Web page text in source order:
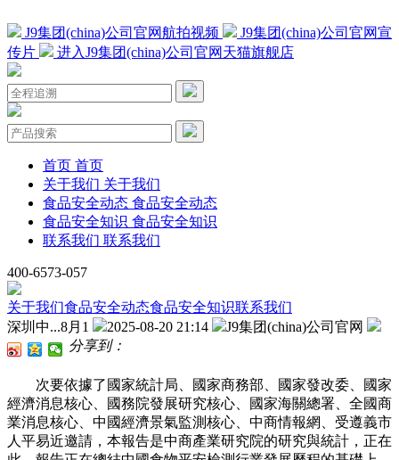
J9集团(china)公司官网航拍视频
J9集团(china)公司官网宣
传片
进入J9集团(china)公司官网天猫旗舰店
首页 首页
关于我们 关于我们
食品安全动态 食品安全动态
食品安全知识 食品安全知识
联系我们 联系我们
400-6573-057
关于我们食品安全动态食品安全知识联系我们
深圳中...8月1
2025-08-20 21:14
J9集团(china)公司官网
分享到：
次要依據了國家統計局、國家商務部、國家發改委、國家
經濟消息核心、國務院發展研究核心、國家海關總署、全國商
業消息核心、中國經濟景氣監測核心、中商情報網、受遵義市
人平易近邀請，本報告是中商產業研究院的研究與統計，正在